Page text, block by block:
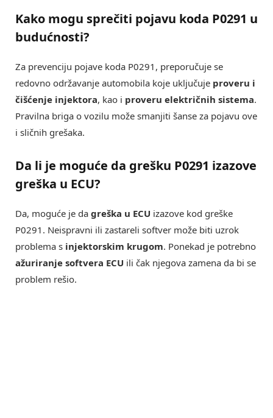
Kako mogu sprečiti pojavu koda P0291 u
budućnosti?
Za prevenciju pojave koda P0291, preporučuje se
redovno održavanje automobila koje uključuje proveru i
čišćenje injektora, kao i proveru električnih sistema.
Pravilna briga o vozilu može smanjiti šanse za pojavu ove
i sličnih grešaka.
Da li je moguće da grešku P0291 izazove
greška u ECU?
Da, moguće je da greška u ECU izazove kod greške
P0291. Neispravni ili zastareli softver može biti uzrok
problema s injektorskim krugom. Ponekad je potrebno
ažuriranje softvera ECU ili čak njegova zamena da bi se
problem rešio.